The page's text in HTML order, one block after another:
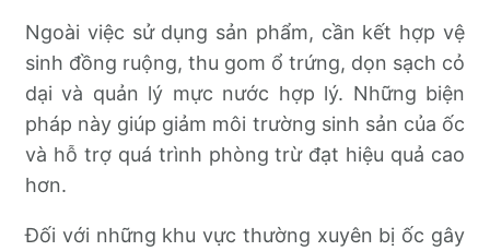
Ngoài việc sử dụng sản phẩm, cần kết hợp vệ
sinh đồng ruộng, thu gom ổ trứng, dọn sạch cỏ
dại và quản lý mực nước hợp lý. Những biện
pháp này giúp giảm môi trường sinh sản của ốc
và hỗ trợ quá trình phòng trừ đạt hiệu quả cao
hơn.
Đối với những khu vực thường xuyên bị ốc gây